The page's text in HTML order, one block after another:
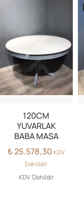
120CM
YUVARLAK
BABA MASA
₺25.578,30 KDV
Dahilldir
KDV Dahildir